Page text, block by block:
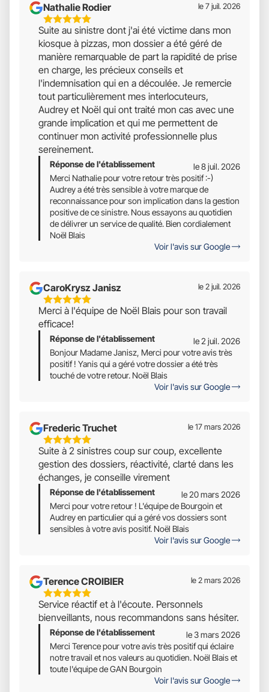
Nathalie Rodier
5
Étoiles
Sur
5
le 7 juil. 2026
Suite au sinistre dont j'ai été victime dans mon
kiosque à pizzas, mon dossier a été géré de
manière remarquable de part la rapidité de prise
en charge, les précieux conseils et
l'indemnisation qui en a découlée. Je remercie
tout particulièrement mes interlocuteurs,
Audrey et Noël qui ont traité mon cas avec une
grande implication et qui me permettent de
continuer mon activité professionnelle plus
sereinement.
Réponse de l'établissement
le 8 juil. 2026
Merci Nathalie pour votre retour très positif :-)
Audrey a été très sensible à votre marque de
reconnaissance pour son implication dans la gestion
positive de ce sinistre. Nous essayons au quotidien
de délivrer un service de qualité. Bien cordialement
Noël Blais
Voir l'avis sur Google
CaroKrysz Janisz
5
Étoiles
Sur
le 2 juil. 2026
Merci à l'équipe de Noël Blais pour son travail
efficace!
Réponse de l'établissement
le 2 juil. 2026
Bonjour Madame Janisz, Merci pour votre avis très
positif ! Yanis qui a géré votre dossier a été très
touché de votre retour. Noël Blais
Voir l'avis sur Google
Frederic Truchet
5
Étoiles
Sur
5
le 17 mars 2026
Suite à 2 sinistres coup sur coup, excellente
gestion des dossiers, réactivité, clarté dans les
échanges, je conseille virement
Réponse de l'établissement
le 20 mars 2026
Merci pour votre retour ! L'équipe de Bourgoin et
Audrey en particulier qui a géré vos dossiers sont
sensibles à votre avis positif. Noël Blais
Voir l'avis sur Google
Terence CROIBIER
5
Étoiles
Sur
le 2 mars 2026
Service réactif et à l'écoute. Personnels
bienveillants, nous recommandons sans hésiter.
Réponse de l'établissement
le 3 mars 2026
Merci Terence pour votre avis très positif qui éclaire
notre travail et nos valeurs au quotidien. Noël Blais et
toute l'équipe de GAN Bourgoin
Voir l'avis sur Google